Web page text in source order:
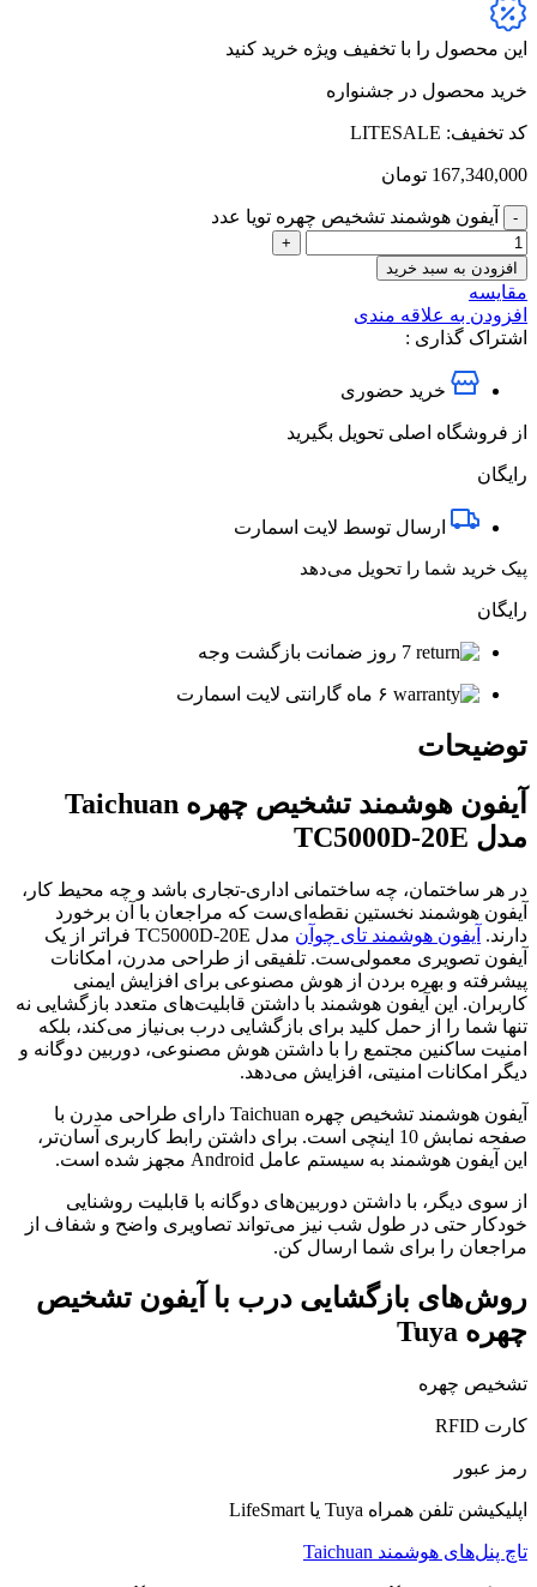
این محصول را با تخفیف ویژه خرید کنید
خرید محصول در جشنواره
کد تخفیف: LITESALE
167,340,000 تومان
آیفون هوشمند تشخیص چهره تویا عدد
افزودن به سبد خرید
مقایسه
افزودن به علاقه مندی
اشتراک گذاری :
خرید حضوری
از فروشگاه اصلی تحویل بگیرید
رایگان
ارسال توسط لایت اسمارت
پیک خرید شما را تحویل می‌دهد
رایگان
7 روز ضمانت بازگشت وجه
۶ ماه گارانتی لایت اسمارت
توضیحات
آیفون هوشمند تشخیص چهره Taichuan
مدل TC5000D-20E
در هر ساختمان، چه ساختمانی اداری-تجاری باشد و چه محیط کار،
آیفون هوشمند نخستین نقطه‌ای‌ست که مراجعان با آن برخورد
دارند. آیفون هوشمند تای چوآن
مدل TC5000D-20E فراتر از یک
آیفون تصویری معمولی‌ست. تلفیقی از طراحی مدرن، امکانات
پیشرفته و بهره بردن از هوش مصنوعی برای افزایش ایمنی
کاربران. این آیفون هوشمند با داشتن قابلیت‌های متعدد بازگشایی نه
تنها شما را از حمل کلید برای بازگشایی درب بی‌نیاز می‌‌کند، بلکه
امنیت ساکنین مجتمع را با داشتن هوش مصنوعی، دوربین دوگانه و
دیگر امکانات امنیتی، افزایش می‌دهد.
آیفون هوشمند تشخیص چهره Taichuan دارای طراحی مدرن با
صفحه نمابش 10 اینچی است. برای داشتن رابط کاربری آسان‌تر،
این آیفون هوشمند به سیستم عامل Android مجهز شده است.
از سوی دیگر، با داشتن دوربین‌های دوگانه با قابلیت روشنایی
خودکار حتی در طول شب نیز می‌تواند تصاویری واضح و شفاف از
مراجعان را برای شما ارسال کن.
روش‌‌‌‌‌های بازگشایی درب با آیفون تشخیص
چهره Tuya
تشخیص چهره
کارت RFID
رمز عبور
اپلیکیشن تلفن همراه Tuya یا LifeSmart
تاچ پنل‌های هوشمند Taichuan